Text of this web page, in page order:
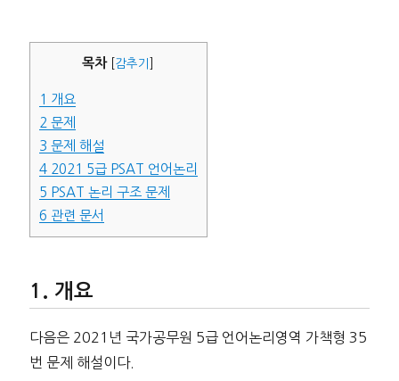
목차 감추기
1 개요
2 문제
3 문제 해설
42021 5급 PSAT 언어논리
5 PSAT 논리 구조 문제
6 관련 문서
개요
다음은 2021년 국가공무원 5급 언어논리영역 가책형 35
번 문제 해설이다.